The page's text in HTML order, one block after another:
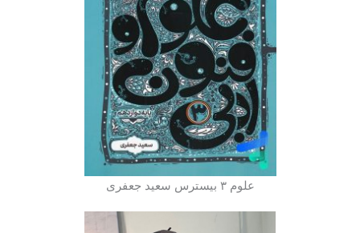
علوم ۳ بیسترس سعید جعفری